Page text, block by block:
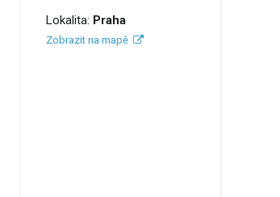
Lokalita: Praha
Zobrazit na mapě